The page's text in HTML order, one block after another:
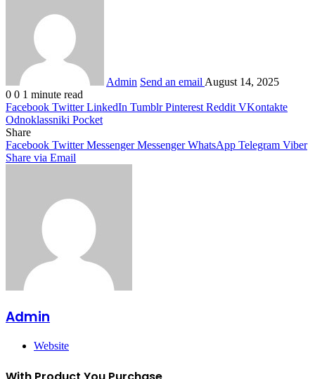
Admin Send an email August 14, 2025
0 0 1 minute read
Facebook Twitter LinkedIn Tumblr Pinterest Reddit VKontakte
Odnoklassniki Pocket
Share
Facebook Twitter Messenger Messenger WhatsApp Telegram Viber
Share via Email
Admin
Website